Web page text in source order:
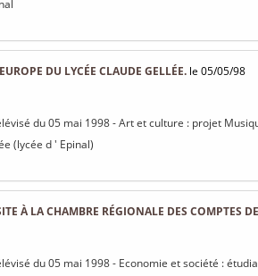
DU LYCÉE CLAUDE GELLÉE. le 05/05/98
du 05 mai 1998 - Art et culture : projet
(lycée d ' Epinal)
À LA CHAMBRE RÉGIONALE DES COMPTES
du 05 mai 1998 - Economie et société :